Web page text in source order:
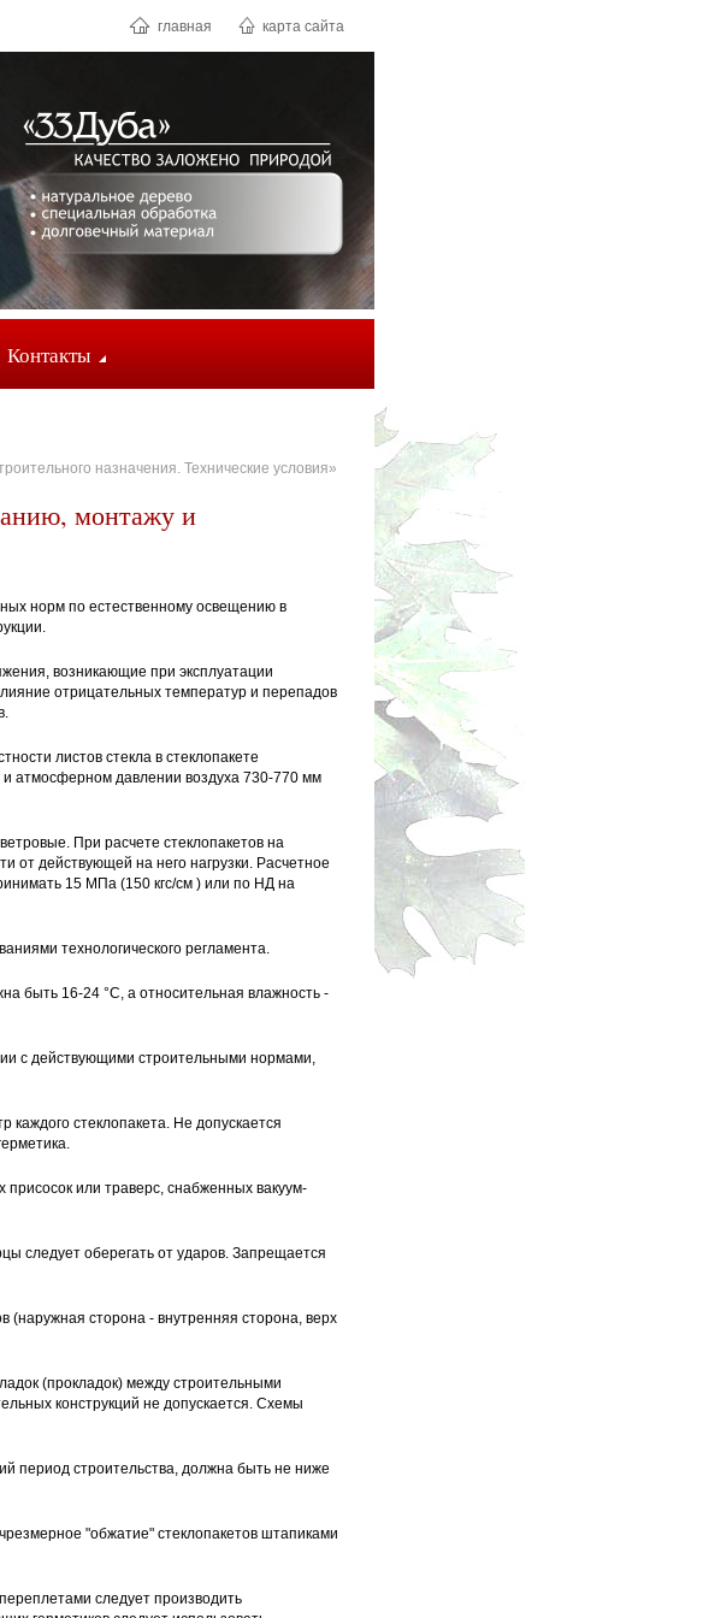
главная карта сайта
Контакты
назначения. Технические условия»
монтажу и
норм по естественному освещению в
возникающие при эксплуатации
отрицательных температур и перепадов
листов стекла в стеклопакете
и атмосферном давлении воздуха 730-770 мм
При расчете стеклопакетов на
от действующей на него нагрузки. Расчетное
15 МПа (150 кгс/см ) или по НД на
технологического регламента.
быть 16-24 °С, а относительная влажность -
с действующими строительными нормами,
каждого стеклопакета. Не допускается
или траверс, снабженных вакуум-
следует оберегать от ударов. Запрещается
(наружная сторона - внутренняя сторона, верх
(прокладок) между строительными
конструкций не допускается. Схемы
период строительства, должна быть не ниже
"обжатие" стеклопакетов штапиками
следует производить